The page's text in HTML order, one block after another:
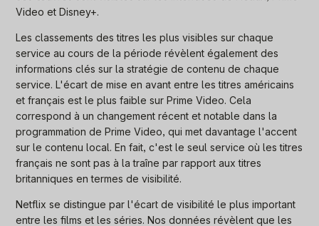
Video et Disney+.
Les classements des titres les plus visibles sur chaque
service au cours de la période révèlent également des
informations clés sur la stratégie de contenu de chaque
service. L'écart de mise en avant entre les titres américains
et français est le plus faible sur Prime Video. Cela
correspond à un changement récent et notable dans la
programmation de Prime Video, qui met davantage l'accent
sur le contenu local. En fait, c'est le seul service où les titres
français ne sont pas à la traîne par rapport aux titres
britanniques en termes de visibilité.
Netflix se distingue par l'écart de visibilité le plus important
entre les films et les séries. Nos données révèlent que les